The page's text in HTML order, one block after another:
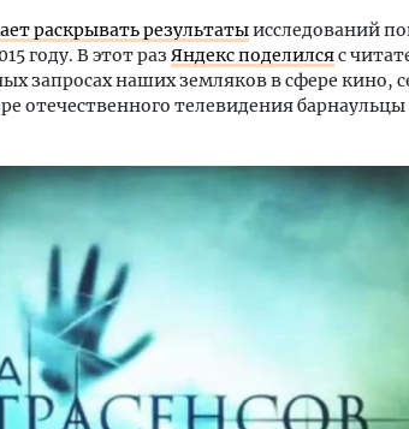
раскрывать результатыисследований
году. В этот разЯндекс поделилсяс
запросах наших земляков в сфере кино,
отечественного телевидения барнаульцы